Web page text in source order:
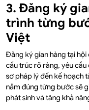
3. Đăng ký
trình từng
Việt
Đăng ký gian hàng tại
cấu trúc rõ ràng, yêu
sơ pháp lý đến kế hoạch
nắm đúng từng bước sẽ
phát sinh và tăng khả